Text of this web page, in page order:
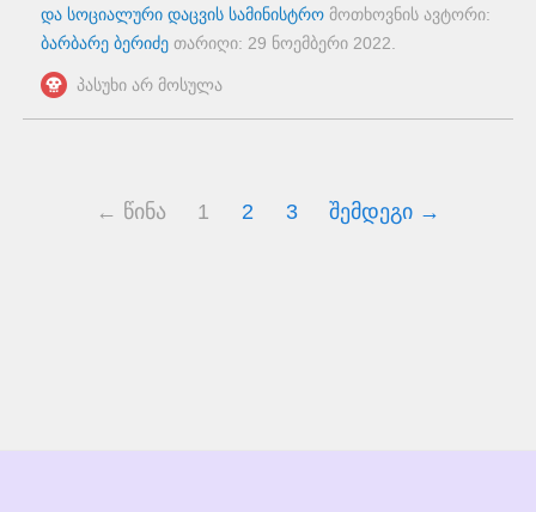
და სოციალური დაცვის სამინისტრო მოთხოვნის ავტორი:
ბარბარე ბერიძე თარიღი: 29 ნოემბერი 2022
პასუხი არ მოსულა
← წინა 1 2 3 შემდეგი →